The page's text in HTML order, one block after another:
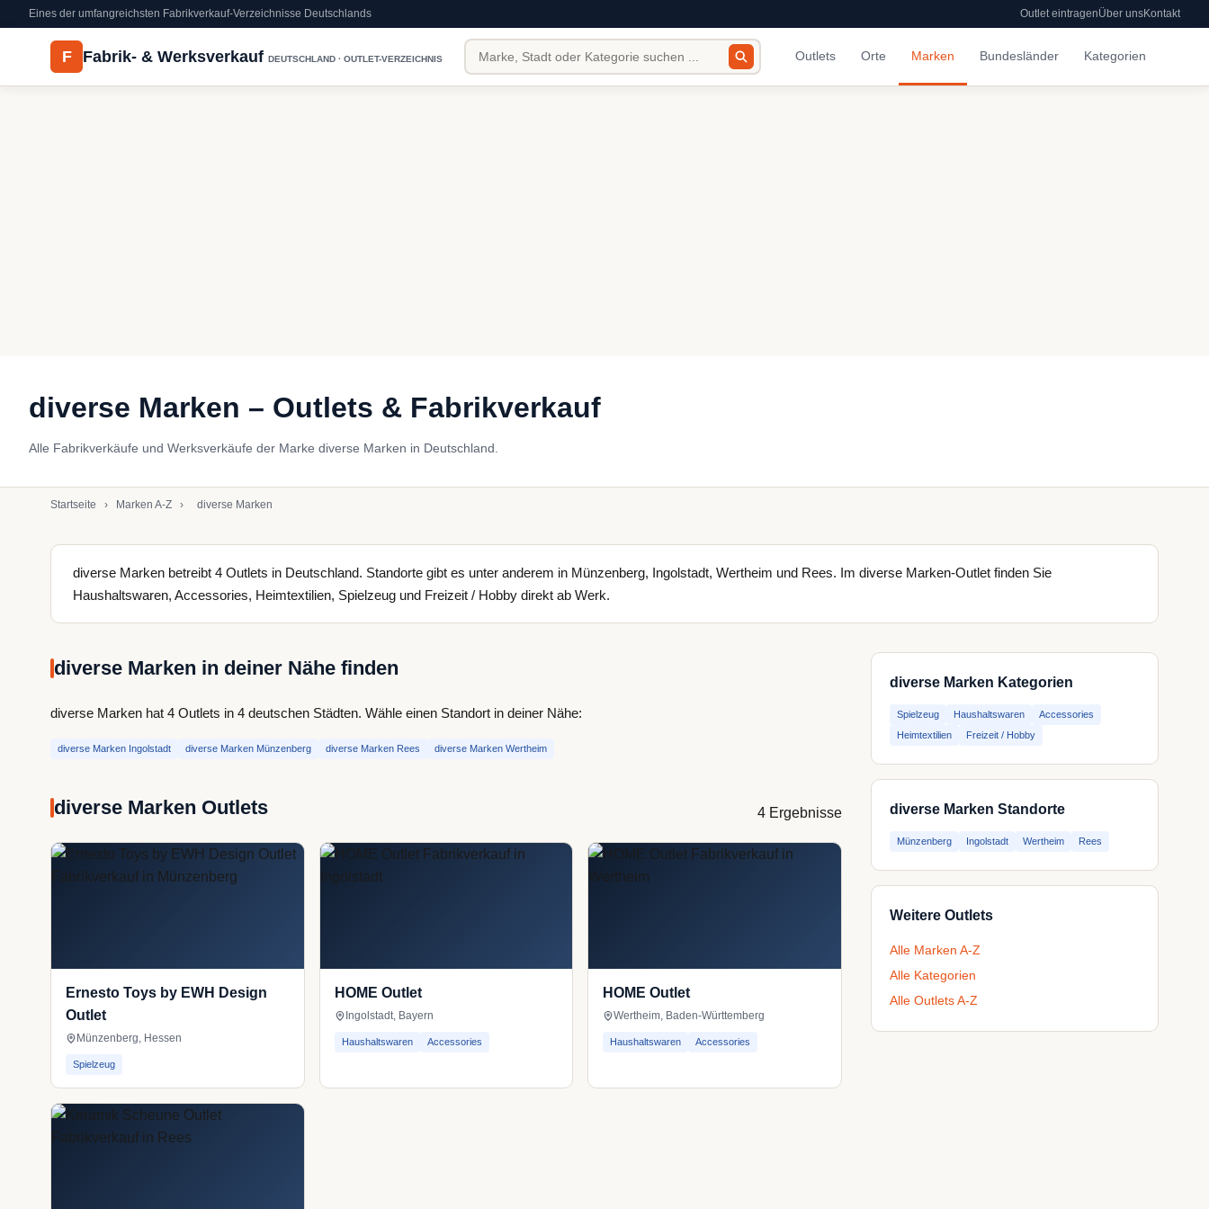
Eines der umfangreichsten Fabrikverkauf-Verzeichnisse Deutschlands Outlet eintragenÜber unsKontakt
F Fabrik- & Werksverkauf DEUTSCHLAND · OUTLET-VERZEICHNIS Outlets Orte Marken Bundesländer Kategorien
diverse Marken – Outlets & Fabrikverkauf
Alle Fabrikverkäufe und Werksverkäufe der Marke diverse Marken in Deutschland.
Startseite › Marken A-Z › diverse Marken
diverse Marken betreibt 4 Outlets in Deutschland. Standorte gibt es unter anderem in Münzenberg, Ingolstadt, Wertheim und Rees. Im diverse Marken-Outlet finden Sie
Haushaltswaren, Accessories, Heimtextilien, Spielzeug und Freizeit / Hobby direkt ab Werk.
diverse Marken in deiner Nähe finden
diverse Marken hat 4 Outlets in 4 deutschen Städten. Wähle einen Standort in deiner Nähe:
diverse Marken Ingolstadt diverse Marken Münzenberg diverse Marken Rees diverse Marken Wertheim
diverse Marken Outlets 4 Ergebnisse
Ernesto Toys by EWH Design
Outlet
Münzenberg, Hessen
Spielzeug
HOME Outlet
Ingolstadt, Bayern
Haushaltswaren Accessories
HOME Outlet
Wertheim, Baden-Württemberg
Haushaltswaren Accessories
diverse Marken Kategorien
Spielzeug Haushaltswaren
Accessories
Heimtextilien
Freizeit / Hobby
diverse Marken Standorte
Münzenberg Ingolstadt Wertheim Rees
Weitere Outlets
Alle Marken A-Z
Alle Kategorien
Alle Outlets A-Z